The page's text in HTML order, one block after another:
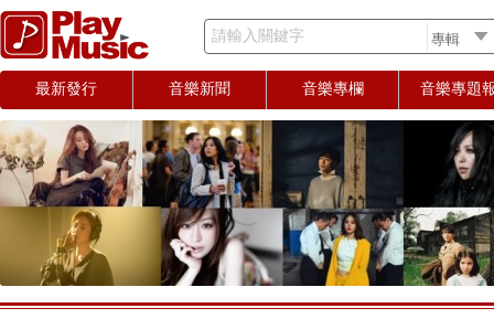
請輸入關鍵字
最新發行 音樂新聞 音樂專欄 音樂專題